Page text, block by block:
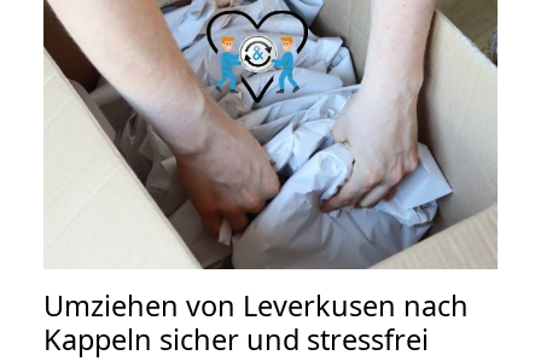
Umziehen von Leverkusen nach
Kappeln sicher und stressfrei